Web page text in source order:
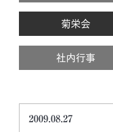
菊栄会
社内行事
2009.08.27